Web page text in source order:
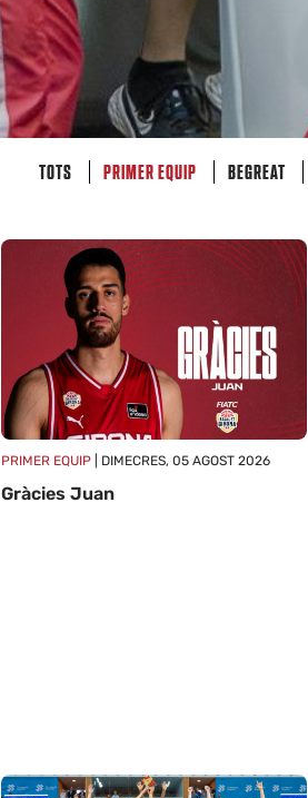
TOTS PRIMER EQUIP BEGREAT
PRIMER EQUIP | DIMECRES, 05 AGOST 2026
Gràcies Juan